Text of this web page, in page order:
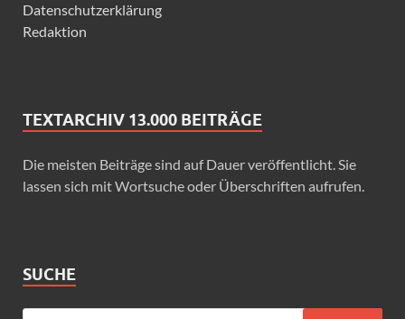
Datenschutzerklärung
Redaktion
TEXTARCHIV 13.000 BEITRÄGE
Die meisten Beiträge sind auf Dauer veröffentlicht. Sie
lassen sich mit Wortsuche oder Überschriften aufrufen.
SUCHE